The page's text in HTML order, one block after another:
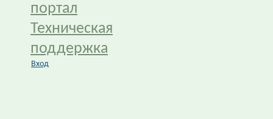
портал
Техническая
поддержка
Вход